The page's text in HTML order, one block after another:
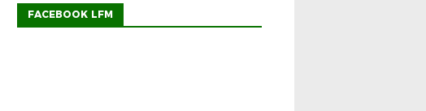
FACEBOOK LFM